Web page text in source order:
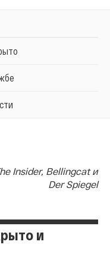
Insider, Bellingcat и
Der Spiegel
и